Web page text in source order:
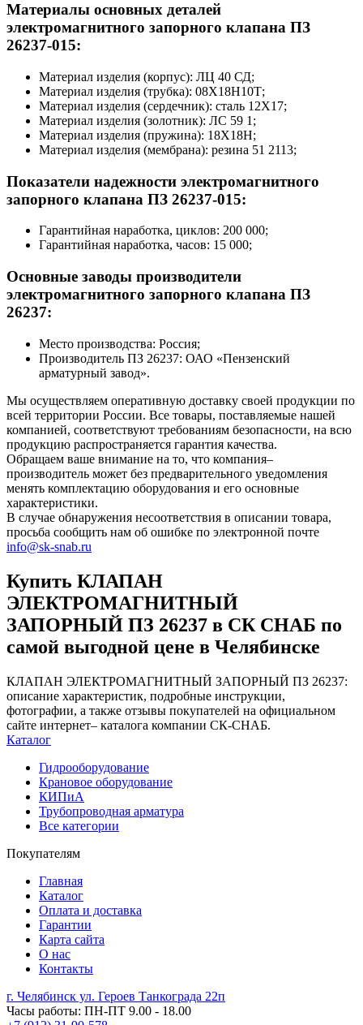
Материалы основных деталей
электромагнитного запорного клапана ПЗ
26237-015:
Материал изделия (корпус): ЛЦ 40 СД;
Материал изделия (трубка): 08X18Н10Т;
Материал изделия (сердечник): сталь 12X17;
Материал изделия (золотник): ЛС 59 1;
Материал изделия (пружина): 18X18Н;
Материал изделия (мембрана): резина 51 2113;
Показатели надежности электромагнитного
запорного клапана ПЗ 26237-015:
Гарантийная наработка, циклов: 200 000;
Гарантийная наработка, часов: 15 000;
Основные заводы производители
электромагнитного запорного клапана ПЗ
26237:
Место производства: Россия;
Производитель ПЗ 26237: ОАО «Пензенский
арматурный завод».
Мы осуществляем оперативную доставку своей продукции по
всей территории России. Все товары, поставляемые нашей
компанией, соответствуют требованиям безопасности, на всю
продукцию распространяется гарантия качества.
Обращаем ваше внимание на то, что компания–
производитель может без предварительного уведомления
менять комплектацию оборудования и его основные
характеристики.
В случае обнаружения несоответствия в описании товара,
просьба сообщить нам об ошибке по электронной почте
info@sk-snab.ru
Купить КЛАПАН
ЭЛЕКТРОМАГНИТНЫЙ
ЗАПОРНЫЙ ПЗ 26237 в СК СНАБ по
самой выгодной цене в Челябинске
КЛАПАН ЭЛЕКТРОМАГНИТНЫЙ ЗАПОРНЫЙ ПЗ 26237:
описание характеристик, подробные инструкции,
фотографии, а также отзывы покупателей на официальном
сайте интернет– каталога компании СК-СНАБ.
Каталог
Гидрооборудование
Крановое оборудование
КИПиА
Трубопроводная арматура
Все категории
Покупателям
Главная
Каталог
Оплата и доставка
Гарантии
Карта сайта
О нас
Контакты
г. Челябинск ул. Героев Танкограда 22п
Часы работы: ПН-ПТ 9.00 - 18.00